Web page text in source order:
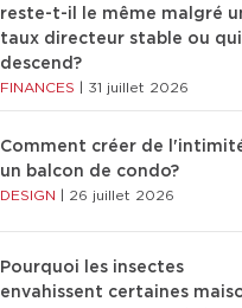
reste-t-il le même malgré
taux directeur stable ou qui
descend?
FINANCES 31 juillet 2026
Comment créer de
un balcon de condo?
DESIGN 26 juillet 2026
Pourquoi les insectes
envahissent certaines